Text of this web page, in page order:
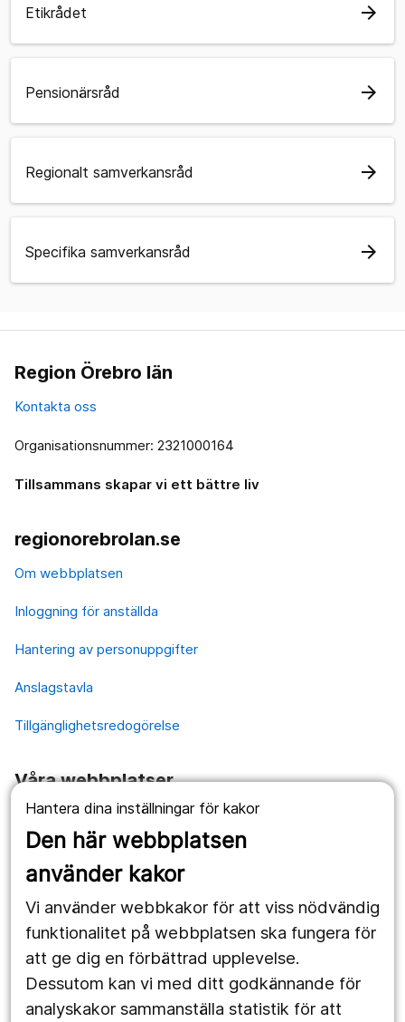
Hantera dina inställningar för kakor
Den här webbplatsen
använder kakor
Vi använder webbkakor för att viss nödvändig
funktionalitet på webbplatsen ska fungera för
att ge dig en förbättrad upplevelse.
Dessutom kan vi med ditt godkännande för
analyskakor sammanställa statistik för att
Etikrådet arrow_forward
Pensionärsråd arrow_forward
Regionalt samverkansråd arrow_forward
Specifika samverkansråd arrow_forward
Region Örebro län
Kontakta oss
Organisationsnummer: 2321000164
Tillsammans skapar vi ett bättre liv
regionorebrolan.se
Om webbplatsen
Inloggning för anställda
Hantering av personuppgifter
Anslagstavla
Tillgänglighetsredogörelse
Våra webbplatser
1177.se
Länstrafiken
Utveckling
Följ oss